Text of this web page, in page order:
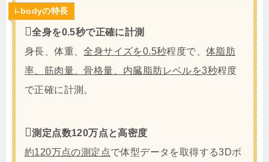
i-bodyの特長
全身を0.5秒で正確に計測
身長、体重、全身サイズを0.5秒程度で、体脂肪
率、筋肉量、骨格量、内臓脂肪レベルを3秒程度
で正確に計測。
測定点数120万点と高密度
約120万点の測定点で体型データを取得する3Dボ